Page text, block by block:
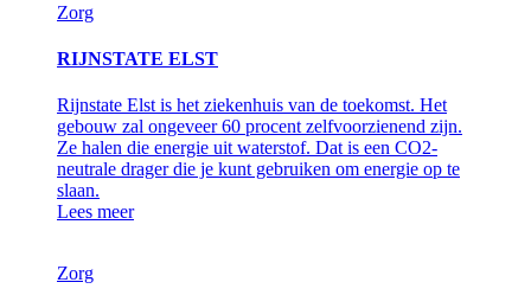
Zorg
RIJNSTATE ELST
Rijnstate Elst is het ziekenhuis van de toekomst. Het
gebouw zal ongeveer 60 procent zelfvoorzienend zijn.
Ze halen die energie uit waterstof. Dat is een CO2-
neutrale drager die je kunt gebruiken om energie op te
slaan.
Lees meer
Zorg